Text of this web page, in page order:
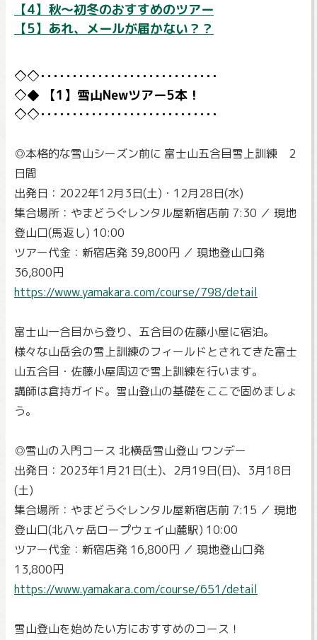
【4】秋～初冬のおすすめのツアー
【5】あれ、メールが届かない？？
【1】雪山Newツアー5本！
◎本格的な雪山シーズン前に 富士山五合目雪上訓練 2
日間
出発日：2022年12月3日(土)・12月28日(水)
集合場所：やまどうぐレンタル屋新宿店前 7:30 ／ 現地
登山口(馬返し) 10:00
ツアー代金：新宿店発 39,800円 ／ 現地登山口発
36,800円
https://www.yamakara.com/course/798/detail
富士山一合目から登り、五合目の佐藤小屋に宿泊。
様々な山岳会の雪上訓練のフィールドとされてきた富士
山五合目・佐藤小屋周辺で雪上訓練を行います。
講師は倉持ガイド。雪山登山の基礎をここで固めましょ
う。
◎雪山の入門コース 北横岳雪山登山 ワンデー
出発日：2023年1月21日(土)、2月19日(日)、3月18日
(土)
集合場所：やまどうぐレンタル屋新宿店前 7:15 ／ 現地
登山口(北八ヶ岳ロープウェイ山麓駅) 10:00
ツアー代金：新宿店発 16,800円 ／ 現地登山口発
13,800円
https://www.yamakara.com/course/651/detail
雪山登山を始めたい方におすすめのコース！